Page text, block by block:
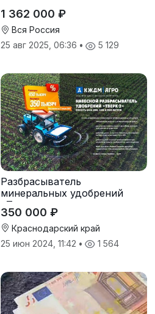
1 362 000 ₽
Вся Россия
25 авг 2025, 06:36 • 5 129
Разбрасыватель
минеральных удобрений
«Тверк»
350 000 ₽
Краснодарский край
25 июн 2024, 11:42 • 1 564